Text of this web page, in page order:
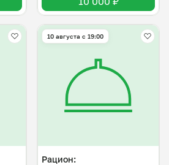
10 августа с 19:00
Рацион: